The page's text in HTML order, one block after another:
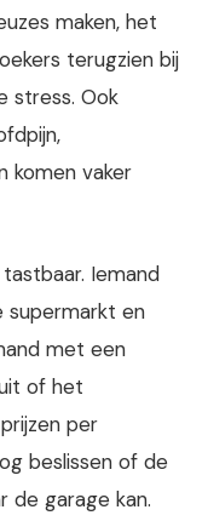
maken, het
terugzien bij
stress. Ook
komen vaker
Iemand
supermarkt en
met een
of het
per
beslissen of de
de garage kan.